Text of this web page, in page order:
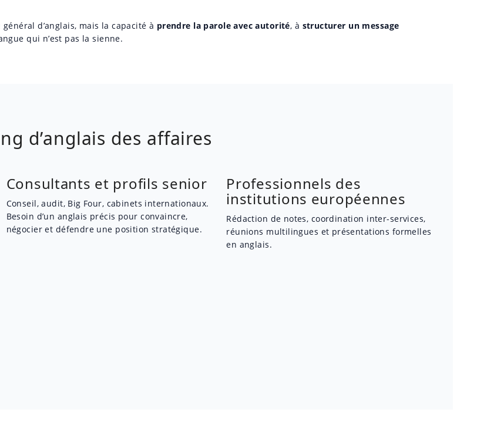
d’anglais, mais la capacité à prendre la parole avec autorité, à structurer un message
qui n’est pas la sienne.
d’anglais des affaires
Consultants et profils senior
Conseil, audit, Big Four, cabinets internationaux.
Besoin d’un anglais précis pour convaincre,
négocier et défendre une position stratégique.
Professionnels des
institutions européennes
Rédaction de notes, coordination inter-services,
réunions multilingues et présentations formelles
en anglais.